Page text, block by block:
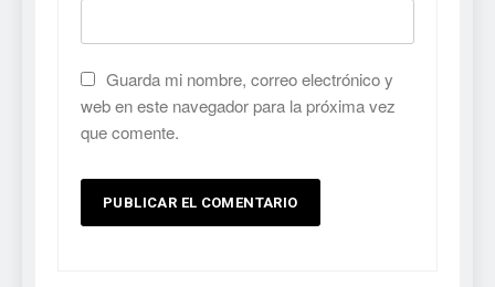
Guarda mi nombre, correo electrónico y
web en este navegador para la próxima vez
que comente.